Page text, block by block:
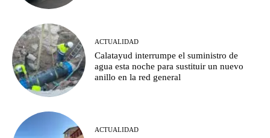
ACTUALIDAD
Calatayud interrumpe el suministro de
agua esta noche para sustituir un nuevo
anillo en la red general
ACTUALIDAD